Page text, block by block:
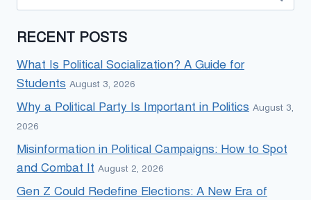
for:
RECENT POSTS
What Is Political Socialization? A Guide for
Students August 3, 2026
Why a Political Party Is Important in Politics August 3,
2026
Misinformation in Political Campaigns: How to Spot
and Combat It August 2, 2026
Gen Z Could Redefine Elections: A New Era of